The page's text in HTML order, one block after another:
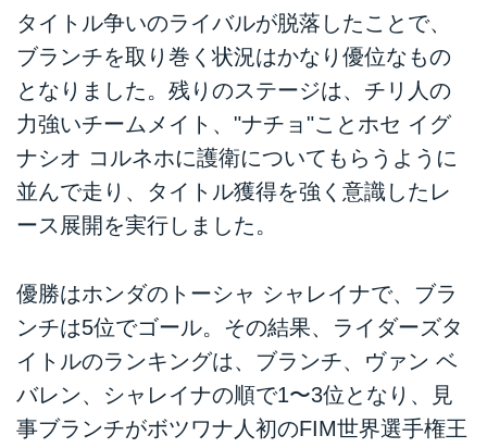
タイトル争いのライバルが脱落したことで、
ブランチを取り巻く状況はかなり優位なもの
となりました。残りのステージは、チリ人の
力強いチームメイト、"ナチョ"ことホセ イグ
ナシオ コルネホに護衛についてもらうように
並んで走り、タイトル獲得を強く意識したレ
ース展開を実行しました。
優勝はホンダのトーシャ シャレイナで、ブラ
ンチは5位でゴール。その結果、ライダーズタ
イトルのランキングは、ブランチ、ヴァン ベ
バレン、シャレイナの順で1〜3位となり、見
事ブランチがボツワナ人初のFIM世界選手権王